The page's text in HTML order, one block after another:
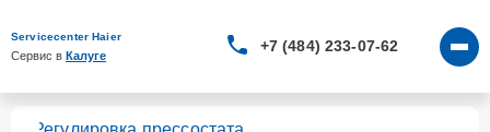
Servicecenter Haier
Сервис в Калуге
+7 (484) 233-07-62